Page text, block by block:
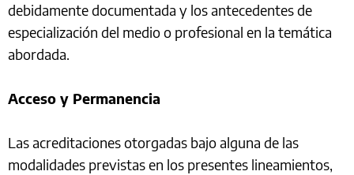
debidamente documentada y los antecedentes de
especialización del medio o profesional en la temática
abordada.
Acceso y Permanencia
Las acreditaciones otorgadas bajo alguna de las
modalidades previstas en los presentes lineamientos,